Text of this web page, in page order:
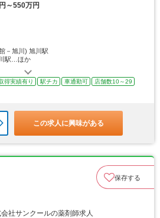
～550万円
－旭川) 旭川駅
駅…ほか
得実績有り 駅チカ 車通勤可
店舗数10～29
この求人に興味がある
保存する
社サンクールの薬剤師求人